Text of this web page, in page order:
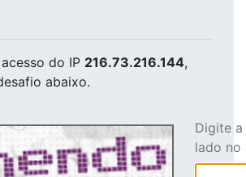
do IP 216.73.216.144,
abaixo.
Digite
lado no